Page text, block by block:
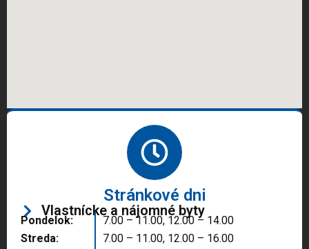
Stránkové dni
Vlastnícke a nájomné byty
Pondelok:
Streda:
7.00 – 11.00, 12.00 – 14.00
7.00 – 11.00, 12.00 – 16.00